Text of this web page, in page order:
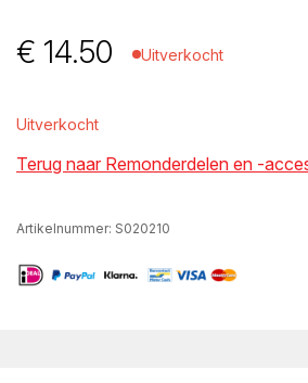
€ 14.50 Uitverkocht
Uitverkocht
Terug naar Remonderdelen en -
Artikelnummer: S020210